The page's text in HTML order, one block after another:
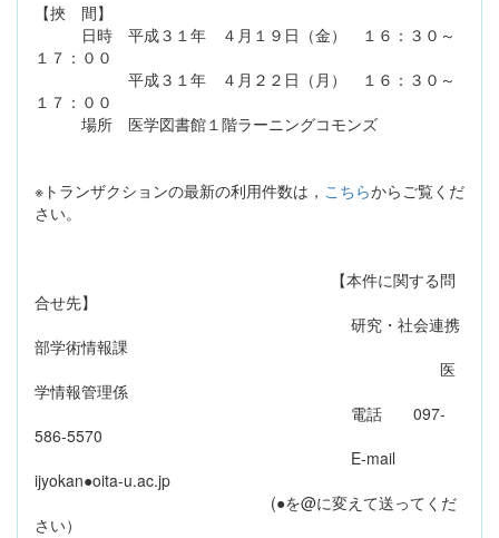
【挾 間】
日時 平成３１年 ４月１９日（金） １６：３０～
１７：００
平成３１年 ４月２２日（月） １６：３０～
１７：００
場所 医学図書館１階ラーニングコモンズ
※トランザクションの最新の利用件数は， こちらからご覧くだ
さい。
【本件に関する問
合せ先】
研究・社会連携
部学術情報課
医
学情報管理係
電話 097-
586-5570
E-mail
ijyokan●oita-u.ac.jp
(●を@に変えて送ってくだ
さい）